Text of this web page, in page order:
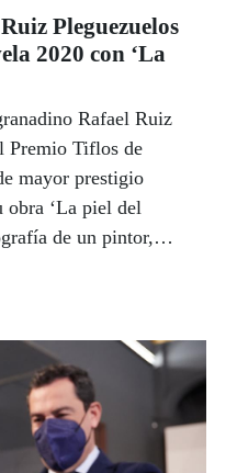
con el poder político y
para frenar las
| LUIS GRESA
Pleguezuelos
2020 con ‘La
Rafael Ruiz
Premio Tiflos de
mayor prestigio
obra ‘La piel del
de un pintor,
vísperas del 28-F
un futuro”, dijo el
fallo del jurado de
de novela.